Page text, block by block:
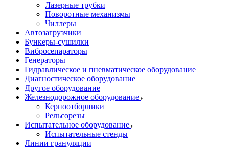
Лазерные трубки
Поворотные механизмы
Чиллеры
Автозагрузчики
Бункеры-сушилки
Вибросепараторы
Генераторы
Гидравлическое и пневматическое оборудование
Диагностическое оборудование
Другое оборудование
Железнодорожное оборудование
Керноотборники
Рельсорезы
Испытательное оборудование
Испытательные стенды
Линии грануляции